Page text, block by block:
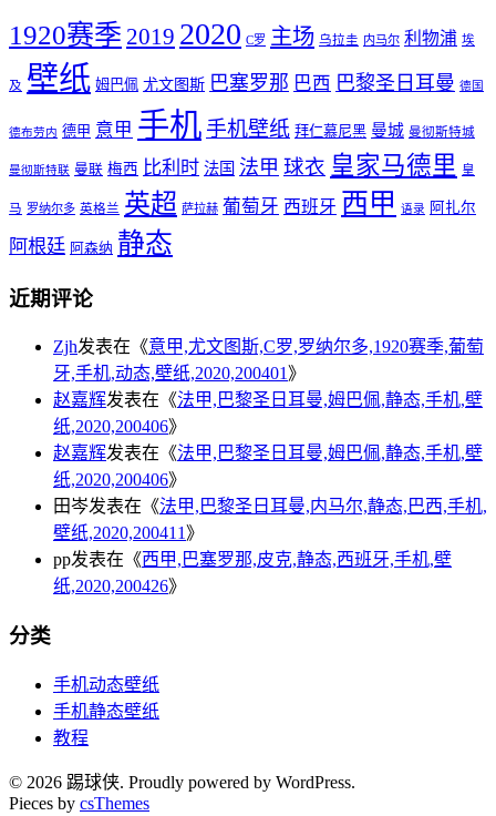
1920赛季 2019 2020 C罗 主场 乌拉圭 内马尔 利物浦 埃
及 壁纸 姆巴佩 尤文图斯 巴塞罗那 巴西 巴黎圣日耳曼 德国
德布劳内 德甲 意甲 手机 手机壁纸 拜仁慕尼黑 曼城 曼彻斯特城
曼彻斯特联 曼联 梅西 比利时 法国 法甲 球衣 皇家马德里 皇
马 罗纳尔多 英格兰 英超 萨拉赫 葡萄牙 西班牙 西甲 语录 阿扎尔
阿根廷 阿森纳 静态
近期评论
Zjh发表在《意甲,尤文图斯,C罗,罗纳尔多,1920赛季,葡萄
牙,手机,动态,壁纸,2020,200401 》
赵嘉辉发表在《法甲,巴黎圣日耳曼,姆巴佩,静态,手机,壁
纸,2020,200406》
赵嘉辉发表在《法甲,巴黎圣日耳曼,姆巴佩,静态,手机,壁
纸,2020,200406》
田岑发表在《法甲,巴黎圣日耳曼,内马尔,静态,巴西,手机,
壁纸,2020,200411 》
pp发表在《西甲,巴塞罗那,皮克,静态,西班牙,手机,壁
纸,2020,200426》
分类
手机动态壁纸
手机静态壁纸
教程
© 2026 踢球侠. Proudly powered by WordPress.
Pieces by csThemes